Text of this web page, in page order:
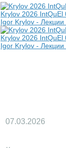
Krylov 2026 IntQuEl
Igor Krylov -
Krylov 2026 IntQuEl
Igor Krylov -
07.03.2026